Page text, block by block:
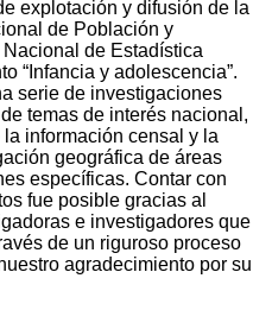
explotación y difusión de la
de Población y
de Estadística
“Infancia y adolescencia”.
serie de investigaciones
temas de interés nacional,
información censal y la
geográfica de áreas
específicas. Contar con
fue posible gracias al
e investigadores que
de un riguroso proceso
agradecimiento por su